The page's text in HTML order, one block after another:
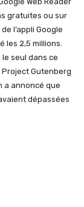
gratuites ou sur
l’appli Google
les 2,5 millions.
le seul dans ce
Project Gutenberg
a annoncé que
dépassées